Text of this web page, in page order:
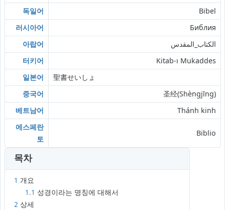
독일어
Bibel
러시아어
Библия
아랍어
الكتاب_المقدس
터키어
Kitab-ı Mukaddes
일본어
聖書せいしょ
중국어
圣经(Shèngjīng)
베트남어
Thánh kinh
에스페란
토
Biblio
목차
1 개요
1.1 성경이라는 명칭에 대해서
2 상세